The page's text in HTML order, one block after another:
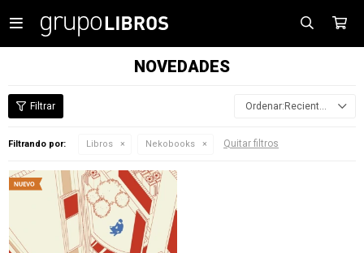

NOVEDADES
Recientes
Filtrando por: Libros Nekobooks Quitar filtros